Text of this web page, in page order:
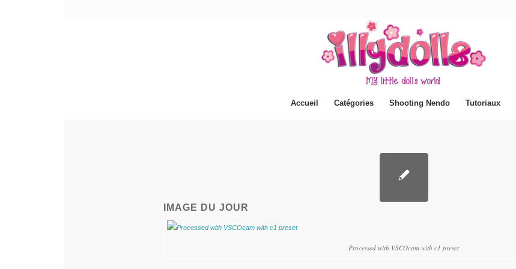
Accueil Catégories Shooting Nendo Tutoriaux
IMAGE DU JOUR
Processed with VSCOcam with c1 preset